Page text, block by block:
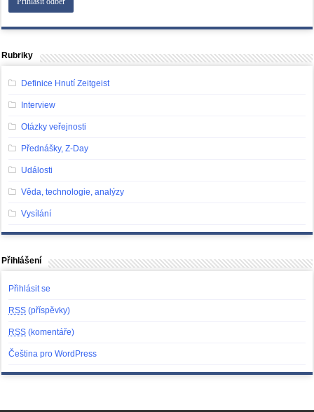
Rubriky
Definice Hnutí Zeitgeist
Interview
Otázky veřejnosti
Přednášky, Z-Day
Události
Věda, technologie, analýzy
Vysílání
Přihlášení
Přihlásit se
RSS (příspěvky)
RSS (komentáře)
Čeština pro WordPress